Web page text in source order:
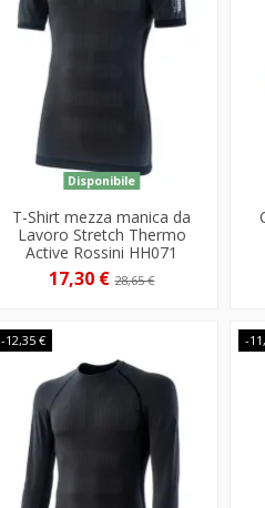
Disponibile
T-Shirt mezza manica da
Lavoro Stretch Thermo
Active Rossini HH071
17,30 €28,65 €
-12,35 € -